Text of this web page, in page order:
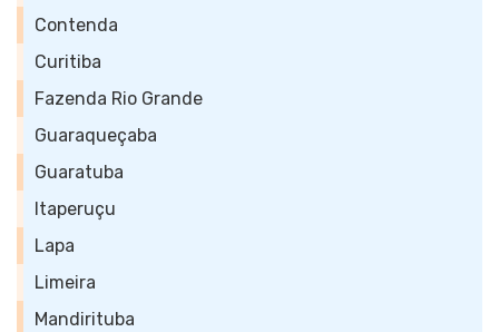
Contenda
Curitiba
Fazenda Rio Grande
Guaraqueçaba
Guaratuba
Itaperuçu
Lapa
Limeira
Mandirituba